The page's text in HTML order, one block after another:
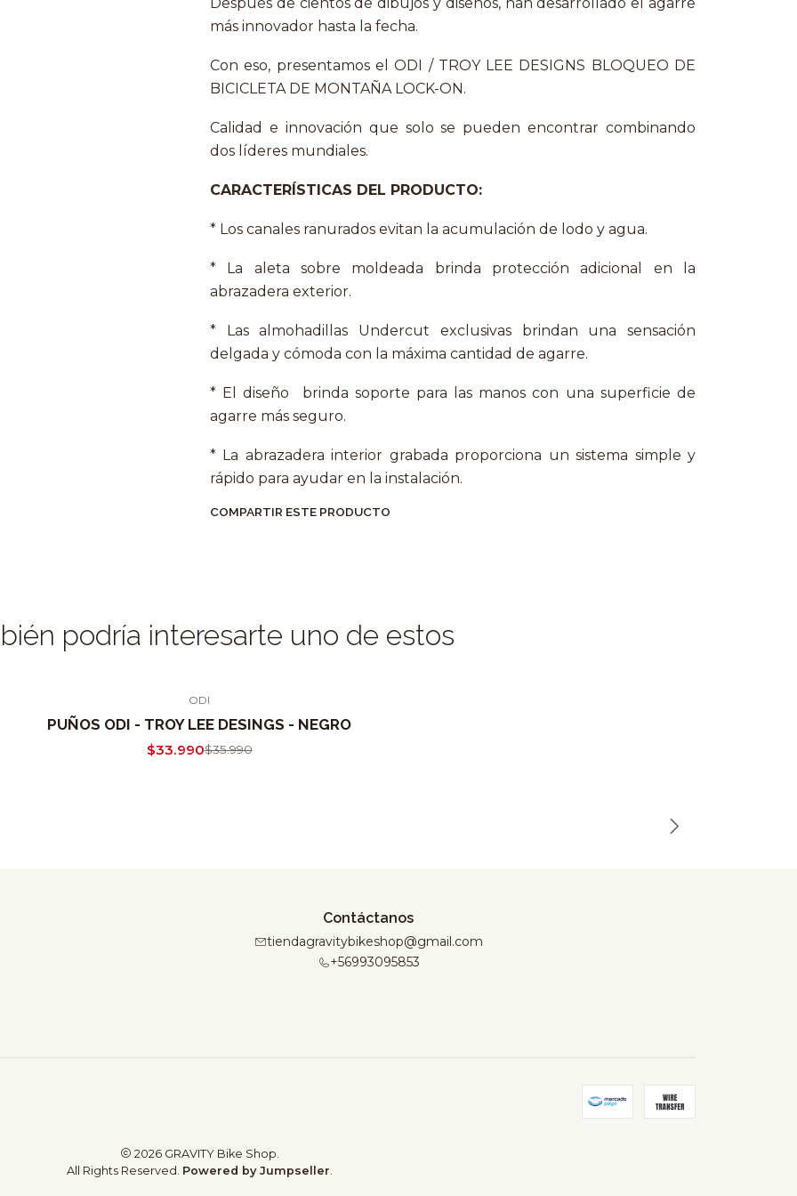
más innovador hasta la fecha.
Con eso, presentamos el ODI / TROY LEE DESIGNS BLOQUEO DE
BICICLETA DE MONTAÑA LOCK-ON.
Calidad e innovación que solo se pueden encontrar combinando
dos líderes mundiales.
CARACTERÍSTICAS DEL PRODUCTO:
* Los canales ranurados evitan la acumulación de lodo y agua.
* La aleta sobre moldeada brinda protección adicional en la
abrazadera exterior.
* Las almohadillas Undercut exclusivas brindan una sensación
delgada y cómoda con la máxima cantidad de agarre.
* El diseño brinda soporte para las manos con una superficie de
agarre más seguro.
* La abrazadera interior grabada proporciona un sistema simple y
rápido para ayudar en la instalación.
COMPARTIR ESTE PRODUCTO
podría interesarte uno de estos
ODI
PUÑOS ODI - TROY LEE DESINGS - NEGRO
$33.990$35.990
Contáctanos
tiendagravitybikeshop@gmail.com
+56993095853
2026 GRAVITY Bike Shop.
All Rights Reserved. Powered by Jumpseller.